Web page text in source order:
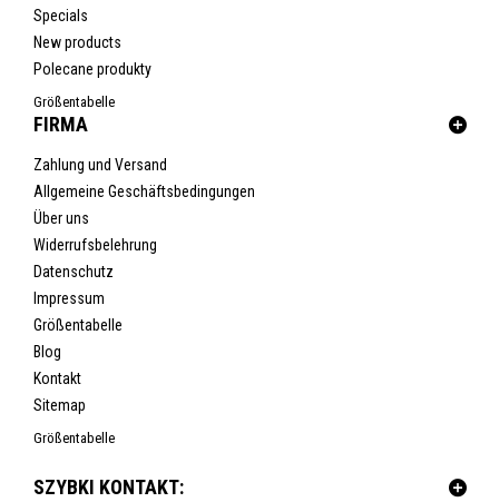
Specials
New products
Polecane produkty
Größentabelle
FIRMA
Zahlung und Versand
Allgemeine Geschäftsbedingungen
Über uns
Widerrufsbelehrung
Datenschutz
Impressum
Größentabelle
Blog
Kontakt
Sitemap
Größentabelle
SZYBKI KONTAKT: